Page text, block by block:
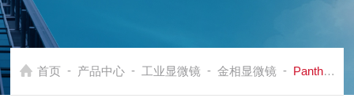
首页 - 产品中心 - 工业显微镜 - 金相显微镜 - PantheraTEC金相显微镜